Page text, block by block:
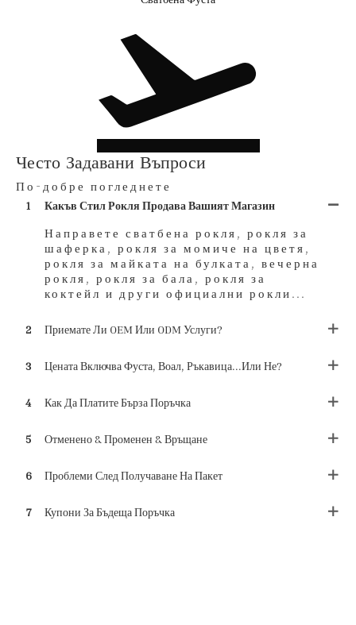
Често Задавани Въпроси
По-добре погледнете
1 Какъв Стил Рокля Продава Вашият Магазин
Направете сватбена рокля, рокля за
шаферка, рокля за момиче на цветя,
рокля за майката на булката, вечерна
рокля, рокля за бала, рокля за
коктейл и други официални рокли...
2 Приемате Ли OEM Или ODM Услуги?
3 Цената Включва Фуста, Воал, Ръкавица...или Не?
4 Как Да Платите Бърза Поръчка
5 Отменено & Променен & Връщане
6 Проблеми След Получаване На Пакет
7 Купони За Бъдеща Поръчка